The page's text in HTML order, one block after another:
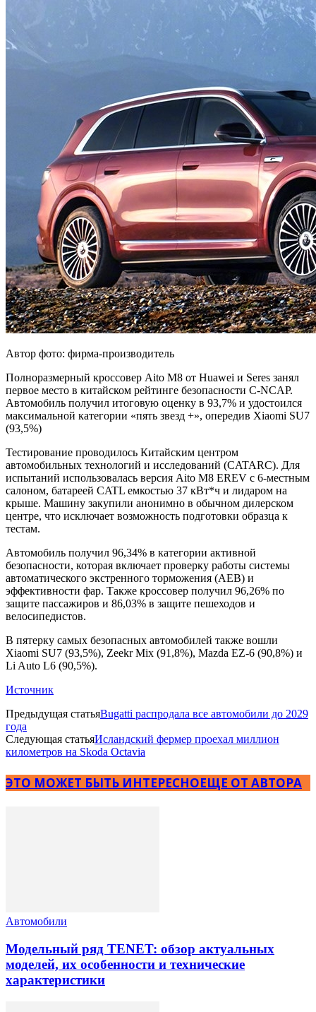
Автор фото: фирма-производитель
Полноразмерный кроссовер Aito M8 от Huawei и Seres занял
первое место в китайском рейтинге безопасности C-NCAP.
Автомобиль получил итоговую оценку в 93,7% и удостоился
максимальной категории «пять звезд +», опередив Xiaomi SU7
(93,5%)
Тестирование проводилось Китайским центром
автомобильных технологий и исследований (CATARC). Для
испытаний использовалась версия Aito M8 EREV с 6-местным
салоном, батареей CATL емкостью 37 кВт*ч и лидаром на
крыше. Машину закупили анонимно в обычном дилерском
центре, что исключает возможность подготовки образца к
тестам.
Автомобиль получил 96,34% в категории активной
безопасности, которая включает проверку работы системы
автоматического экстренного торможения (AEB) и
эффективности фар. Также кроссовер получил 96,26% по
защите пассажиров и 86,03% в защите пешеходов и
велосипедистов.
В пятерку самых безопасных автомобилей также вошли
Xiaomi SU7 (93,5%), Zeekr Mix (91,8%), Mazda EZ-6 (90,8%) и
Li Auto L6 (90,5%).
Источник
Предыдущая статьяBugatti распродала все автомобили до 2029
года
Следующая статьяИсландский фермер проехал миллион
километров на Skoda Octavia
ЭТО МОЖЕТ БЫТЬ ИНТЕРЕСНОЕЩЕ ОТ АВТОРА
Автомобили
Модельный ряд TENET: обзор актуальных
моделей, их особенности и технические
характеристики